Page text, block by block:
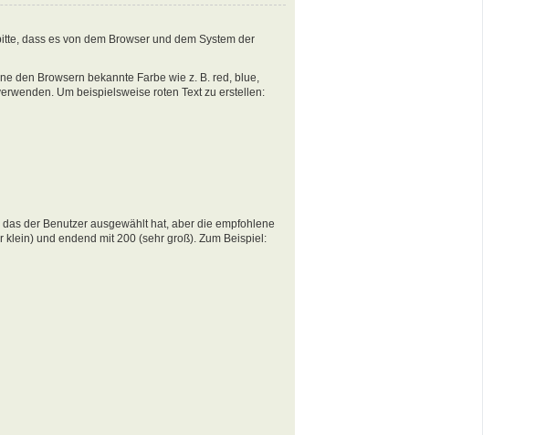
dass es von dem Browser und dem System der
den Browsern bekannte Farbe wie z. B. red, blue,
Um beispielsweise roten Text zu erstellen:
der Benutzer ausgewählt hat, aber die empfohlene
und endend mit 200 (sehr groß). Zum Beispiel: